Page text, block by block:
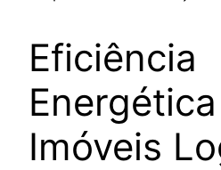
Eficiência
Imóveis